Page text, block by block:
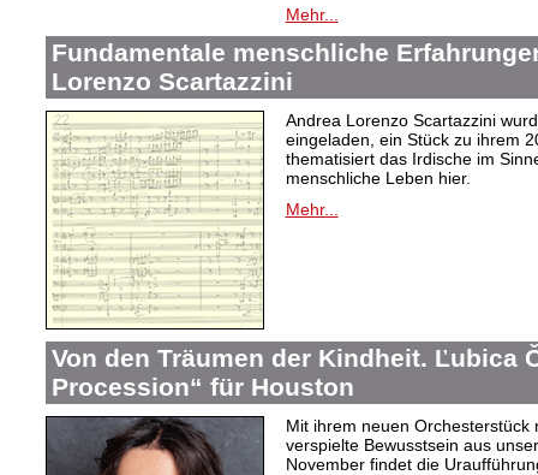
Mehr...
Fundamentale menschliche
Lorenzo Scartazzini
Andrea Lorenzo Scartazzini
eingeladen, ein Stück zu ihrem
thematisiert das Irdische im
menschliche Leben hier.
Mehr...
Von den Träumen der Kindheit. Ľubica
Procession“ für Houston
Mit ihrem neuen Orchesterstück
verspielte Bewusstsein aus
November findet die